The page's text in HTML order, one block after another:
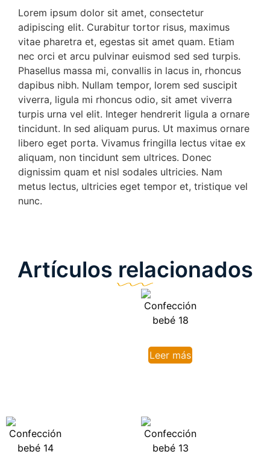
Lorem ipsum dolor sit amet, consectetur
adipiscing elit. Curabitur tortor risus, maximus
vitae pharetra et, egestas sit amet quam. Etiam
nec orci et arcu pulvinar euismod sed sed turpis.
Phasellus massa mi, convallis in lacus in, rhoncus
dapibus nibh. Nullam tempor, lorem sed suscipit
viverra, ligula mi rhoncus odio, sit amet viverra
turpis urna vel elit. Integer hendrerit ligula a ornare
tincidunt. In sed aliquam purus. Ut maximus ornare
libero eget porta. Vivamus fringilla lectus vitae ex
aliquam, non tincidunt sem ultrices. Donec
dignissim quam et nisl sodales ultricies. Nam
metus lectus, ultricies eget tempor et, tristique vel
nunc.
Artículos relacionados
Leer más